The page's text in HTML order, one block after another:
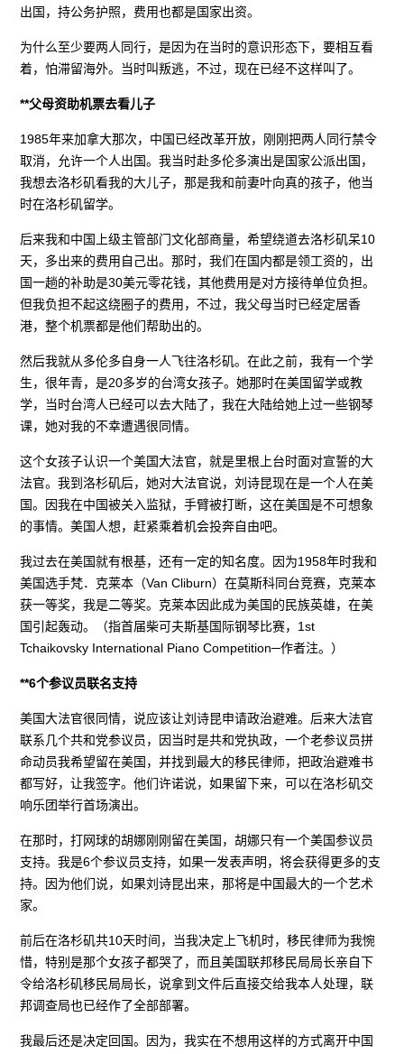
出国，持公务护照，费用也都是国家出资。
为什么至少要两人同行，是因为在当时的意识形态下，要相互看
着，怕滞留海外。当时叫叛逃，不过，现在已经不这样叫了。
**父母资助机票去看儿子
1985年来加拿大那次，中国已经改革开放，刚刚把两人同行禁令
取消，允许一个人出国。我当时赴多伦多演出是国家公派出国，
我想去洛杉矶看我的大儿子，那是我和前妻叶向真的孩子，他当
时在洛杉矶留学。
后来我和中国上级主管部门文化部商量，希望绕道去洛杉矶呆10
天，多出来的费用自己出。那时，我们在国内都是领工资的，出
国一趟的补助是30美元零花钱，其他费用是对方接待单位负担。
但我负担不起这绕圈子的费用，不过，我父母当时已经定居香
港，整个机票都是他们帮助出的。
然后我就从多伦多自身一人飞往洛杉矶。在此之前，我有一个学
生，很年青，是20多岁的台湾女孩子。她那时在美国留学或教
学，当时台湾人已经可以去大陆了，我在大陆给她上过一些钢琴
课，她对我的不幸遭遇很同情。
这个女孩子认识一个美国大法官，就是里根上台时面对宣誓的大
法官。我到洛杉矶后，她对大法官说，刘诗昆现在是一个人在美
国。因我在中国被关入监狱，手臂被打断，这在美国是不可想象
的事情。美国人想，赶紧乘着机会投奔自由吧。
我过去在美国就有根基，还有一定的知名度。因为1958年时我和
美国选手梵．克莱本（Van Cliburn）在莫斯科同台竞赛，克莱本
获一等奖，我是二等奖。克莱本因此成为美国的民族英雄，在美
国引起轰动。（指首届柴可夫斯基国际钢琴比赛，1st
Tchaikovsky International Piano Competition─作者注。）
**6个参议员联名支持
美国大法官很同情，说应该让刘诗昆申请政治避难。后来大法官
联系几个共和党参议员，因当时是共和党执政，一个老参议员拼
命动员我希望留在美国，并找到最大的移民律师，把政治避难书
都写好，让我签字。他们许诺说，如果留下来，可以在洛杉矶交
响乐团举行首场演出。
在那时，打网球的胡娜刚刚留在美国，胡娜只有一个美国参议员
支持。我是6个参议员支持，如果一发表声明，将会获得更多的支
持。因为他们说，如果刘诗昆出来，那将是中国最大的一个艺术
家。
前后在洛杉矶共10天时间，当我决定上飞机时，移民律师为我惋
惜，特别是那个女孩子都哭了，而且美国联邦移民局局长亲自下
令给洛杉矶移民局局长，说拿到文件后直接交给我本人处理，联
邦调查局也已经作了全部部署。
我最后还是决定回国。因为，我实在不想用这样的方式离开中国